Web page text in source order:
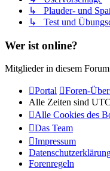
↳ Plauder- und
↳ Test und
Wer ist online?
Mitglieder in diesem
Portal
Foren-
Alle Zeiten sind
Alle Cookies des
Das Team
Impressum
Forenregeln